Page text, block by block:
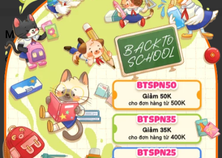
Mô tả sản phẩm
Cúp Satsuki là giải đấu karuta do "Hội Satsuki" dẫn đầu giới Bách
Nhân Nhất Thủ tổ chức... Nhà vô địch giải đấu ấy vừa bị sát hại!!
Cùng lúc đó, một vụ đánh bom đã xảy ra tại đài truyền hình
Nichiuri, Osaka, nơi nhóm Conan được bám càng đến thăm nhân
dịp ông Kogoro có việc ở đó!! Liệu đâu là mối liên hệ giữa kẻ sát
nhân và vụ nổ...!?
Trong cơn náo động ấy, nhóm Conan tình cờ gặp một cô gái khăng
khăng nhận mình là vị hôn thê của Heiji. Đó là Ooka Momiji, nữ